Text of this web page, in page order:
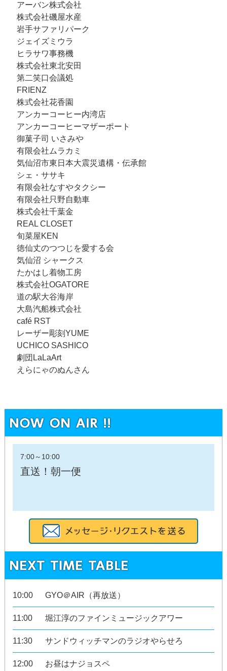
アーバン株式会社
株式会社磯屋水産
岩手サファリパーク
ジェイズミウラ
ヒラサワ事務機
株式会社東北安田
第二笑口会議処
FRIENZ
株式会社花香園
アンカーコーヒー内湾店
アンカーコーヒーマザーポート
御菓子司 いさみや
有限会社ムラカミ
気仙沼市東日本大震災遺構・伝承館
シェ・ササキ
有限会社なすやタクシー
有限会社只野自動車
株式会社千葉金
REAL CLOSET
旬菜屋KEN
徳仙丈のつつじを愛する会
気仙沼 シャークス
たかはし着物工房
株式会社OGATORE
道の駅大谷海岸
大島汽船株式会社
café RST
レーザー彫刻YUME
UCHICO SASHICO
劇団LaLaArt
えらにゃのぬんさん
7:00～ 10:00
直送！朝一便
10:00 GYO＠AIR（再放送）
11:00 堀江淳のファインミュージックアワー
11:30 サンドウィッチマンのラジオやらせろ
12:00 お昼はナジョスペ